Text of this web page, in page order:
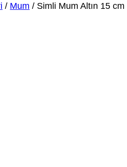
/ Mum / Simli Mum Altın 15 cm